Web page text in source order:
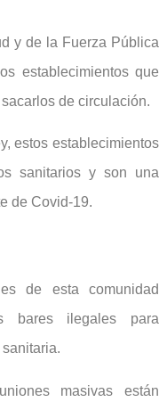
y de la Fuerza Pública
establecimientos que
de circulación.
estos establecimientos
sanitarios y son una
de Covid-19.
de esta comunidad
bares ilegales para
masivas están